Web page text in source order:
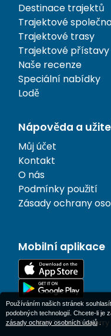
Destinace trajektů
Trajektové
Trajektové trasy
Trajektové přístavy
Naše recenze
Speciální nabídky
Lodě
Nápověda a
Můj účet
Kontakt
O nás
Podmínky použití
Zásady ochrany
Mobilní aplikace
© 1977-2026AFerry
Používáním našich stránek
podobných technologií. Chcete-li je
zásady ochrany osobních údajů.